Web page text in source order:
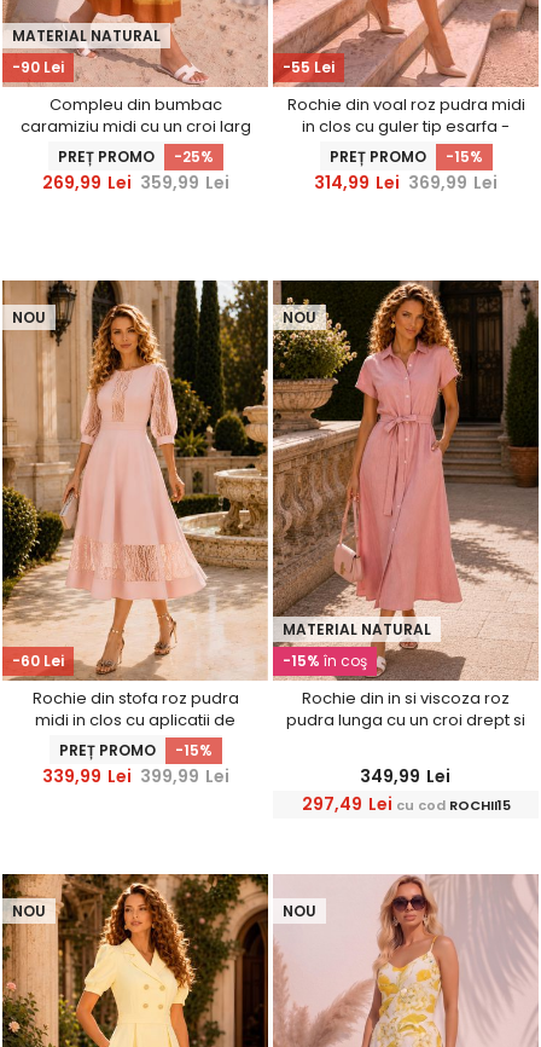
-90 Lei
MATERIAL NATURAL
Compleu din bumbac
caramiziu midi cu un croi larg
si imprimeu floral
PREȚ PROMO -25%
269,99 Lei 359,99 Lei
-55 Lei
Rochie din voal roz pudra midi
in clos cu guler tip esarfa -
StarShinerS
PREȚ PROMO -15%
314,99 Lei 369,99 Lei
-60 Lei
NOU
Rochie din stofa roz pudra
midi in clos cu aplicatii de
dantela - StarShinerS
PREȚ PROMO -15%
339,99 Lei 399,99 Lei
-15% în coş
MATERIAL NATURAL
NOU
Rochie din in si viscoza roz
pudra lunga cu un croi drept si
349,99 Lei
297,49 Lei cu cod ROCHII15
NOU NOU